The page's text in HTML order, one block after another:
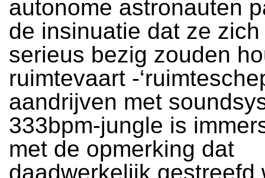
autonome astronauten
de insinuatie dat ze
serieus bezig zouden
ruimtevaart -
aandrijven met
333bpm-jungle is
met de opmerking dat
daadwerkelijk gestreefd